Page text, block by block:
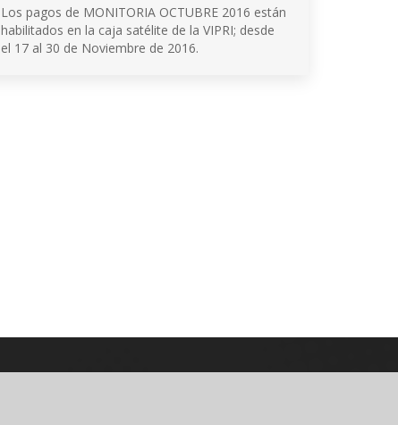
Los pagos de MONITORIA OCTUBRE 2016 están
habilitados en la caja satélite de la VIPRI; desde
el 17 al 30 de Noviembre de 2016.